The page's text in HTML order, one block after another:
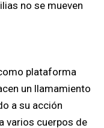
no se mueven
plataforma
un llamamiento
a su acción
varios cuerpos de